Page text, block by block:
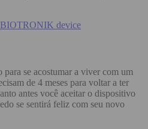
para se acostumar a viver com um
de 4 meses para voltar a ter
antes você aceitar o dispositivo
se sentirá feliz com seu novo